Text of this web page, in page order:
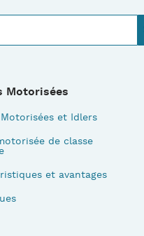
Motorisées
et Idlers
de classe
et avantages